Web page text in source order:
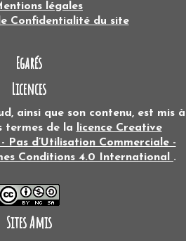
légales
Confidentialité du site
Egarés
Licences
, ainsi que son contenu, est mis à
termes de la
licence Creative
Pas d’Utilisation Commerciale -
Conditions 4.0 International .
Sites Amis